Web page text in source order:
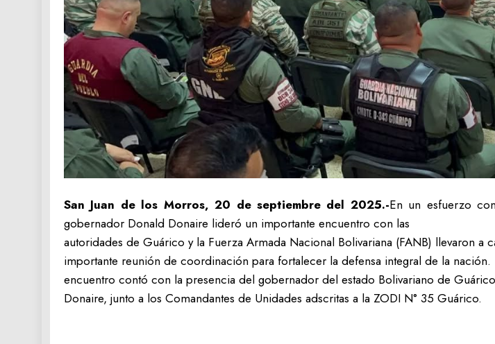
San Juan de los Morros, 20 de septiembre del 2025.-En un esfuerzo
gobernador Donald Donaire lideró un importante encuentro con las
autoridades de Guárico y la Fuerza Armada Nacional Bolivariana (FANB) llevaron a
importante reunión de coordinación para fortalecer la defensa integral de la nación.
encuentro contó con la presencia del gobernador del estado Bolivariano de
Donaire, junto a los Comandantes de Unidades adscritas a la ZODI N° 35 Guárico.